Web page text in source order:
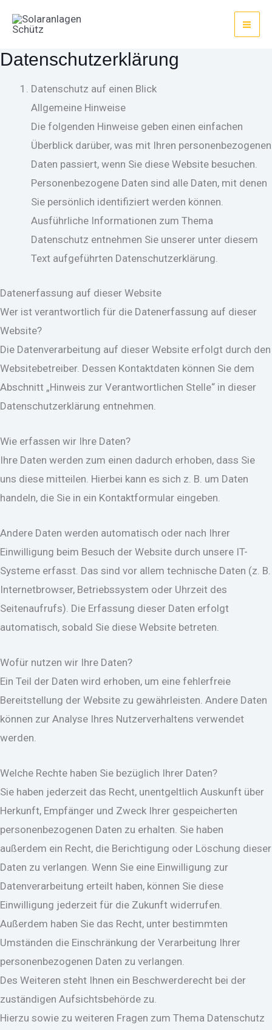
Inhalt
Datenschutzerklärung
Datenschutz auf einen Blick
Allgemeine Hinweise
Die folgenden Hinweise geben einen einfachen
Überblick darüber, was mit Ihren personenbezogenen
Daten passiert, wenn Sie diese Website besuchen.
Personenbezogene Daten sind alle Daten, mit denen
Sie persönlich identifiziert werden können.
Ausführliche Informationen zum Thema
Datenschutz entnehmen Sie unserer unter diesem
Text aufgeführten Datenschutzerklärung.
Datenerfassung auf dieser Website
Wer ist verantwortlich für die Datenerfassung auf dieser
Website?
Die Datenverarbeitung auf dieser Website erfolgt durch den
Websitebetreiber. Dessen Kontaktdaten können Sie dem
Abschnitt „Hinweis zur Verantwortlichen Stelle“ in dieser
Datenschutzerklärung entnehmen.
Wie erfassen wir Ihre Daten?
Ihre Daten werden zum einen dadurch erhoben, dass Sie
uns diese mitteilen. Hierbei kann es sich z. B. um Daten
handeln, die Sie in ein Kontaktformular eingeben.
Andere Daten werden automatisch oder nach Ihrer
Einwilligung beim Besuch der Website durch unsere IT-
Systeme erfasst. Das sind vor allem technische Daten (z. B.
Internetbrowser, Betriebssystem oder Uhrzeit des
Seitenaufrufs). Die Erfassung dieser Daten erfolgt
automatisch, sobald Sie diese Website betreten.
Wofür nutzen wir Ihre Daten?
Ein Teil der Daten wird erhoben, um eine fehlerfreie
Bereitstellung der Website zu gewährleisten. Andere Daten
können zur Analyse Ihres Nutzerverhaltens verwendet
werden.
Welche Rechte haben Sie bezüglich Ihrer Daten?
Sie haben jederzeit das Recht, unentgeltlich Auskunft über
Herkunft, Empfänger und Zweck Ihrer gespeicherten
personenbezogenen Daten zu erhalten. Sie haben
außerdem ein Recht, die Berichtigung oder Löschung dieser
Daten zu verlangen. Wenn Sie eine Einwilligung zur
Datenverarbeitung erteilt haben, können Sie diese
Einwilligung jederzeit für die Zukunft widerrufen.
Außerdem haben Sie das Recht, unter bestimmten
Umständen die Einschränkung der Verarbeitung Ihrer
personenbezogenen Daten zu verlangen.
Des Weiteren steht Ihnen ein Beschwerderecht bei der
zuständigen Aufsichtsbehörde zu.
Hierzu sowie zu weiteren Fragen zum Thema Datenschutz